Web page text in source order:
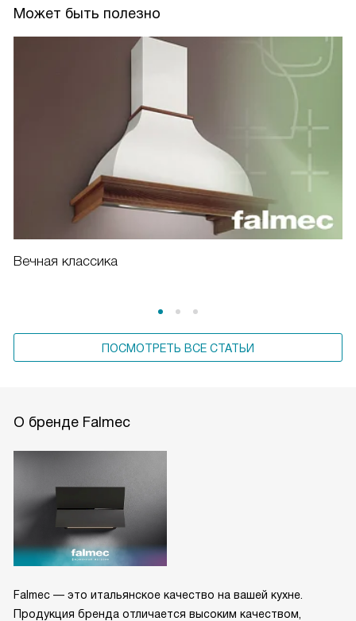
Может быть полезно
Вечная классика
ПОСМОТРЕТЬ ВСЕ СТАТЬИ
О бренде Falmec
Falmec — это итальянское качество на вашей кухне.
Продукция бренда отличается высоким качеством,